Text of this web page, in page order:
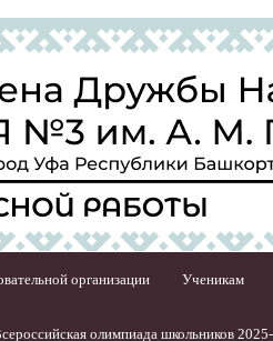
организации Ученикам
олимпиада школьников